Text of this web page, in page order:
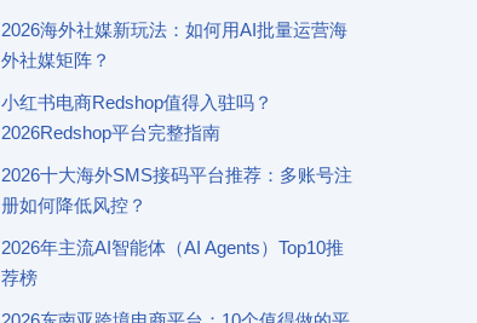
2026海外社媒新玩法：如何用AI批量运营海
外社媒矩阵？
小红书电商Redshop值得入驻吗？
2026Redshop平台完整指南
2026十大海外SMS接码平台推荐：多账号注
册如何降低风控？
2026年主流AI智能体（AI Agents）Top10推
荐榜